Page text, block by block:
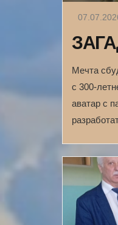
Мечта
с 300-
аватар с